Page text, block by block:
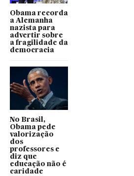
Obama recorda
a Alemanha
nazista para
advertir sobre
a fragilidade da
democracia
No Brasil,
Obama pede
valorização
dos
professores e
diz que
educação não é
caridade